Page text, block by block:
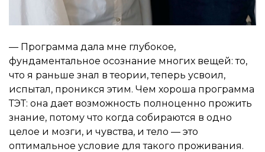
— Программа дала мне глубокое,
фундаментальное осознание многих вещей: то,
что я раньше знал в теории, теперь усвоил,
испытал, проникся этим. Чем хороша программа
ТЭТ: она дает возможность полноценно прожить
знание, потому что когда собираются в одно
целое и мозги, и чувства, и тело — это
оптимальное условие для такого проживания.